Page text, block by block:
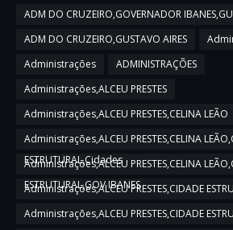
ADM DO CRUZEIRO,GOVERNADOR
ADM DO CRUZEIRO,GUSTAVO AIRES
Administrações
ADMINISTRAÇÕES
Administrações,ALCEU PRESTES
Administrações,ALCEU PRESTES,CELINA LEÃO
Administrações,ALCEU PRESTES,CELINA
ESTRUTURAL,Cidades
Administrações,ALCEU PRESTES,CELINA
ESTRUTURAL,GOV IBANES
Administrações,ALCEU PRESTES,CIDADE
Administrações,ALCEU PRESTES,CIDADE